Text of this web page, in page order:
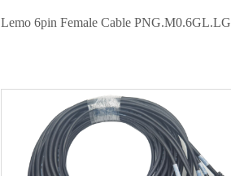
Lemo 6pin Female Cable PNG.M0.6GL.LG